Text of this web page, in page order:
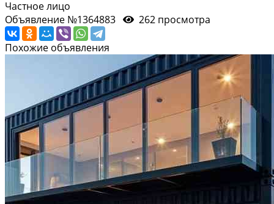
Частное лицо
Объявление №1364883
262 просмотра
Похожие объявления